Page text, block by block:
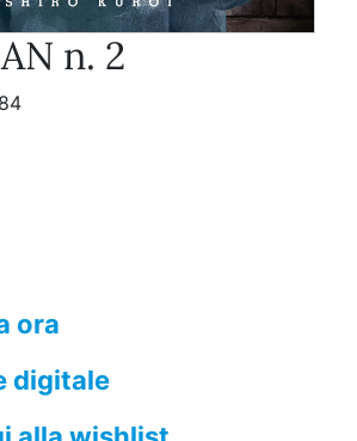
n. 2
ora
digitale